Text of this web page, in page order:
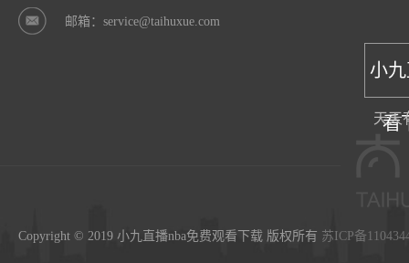
邮箱：service@taihuxue.com
小
看
天天
Copyright © 2019 小九直播nba免费观看下载 版权所有 苏ICP备